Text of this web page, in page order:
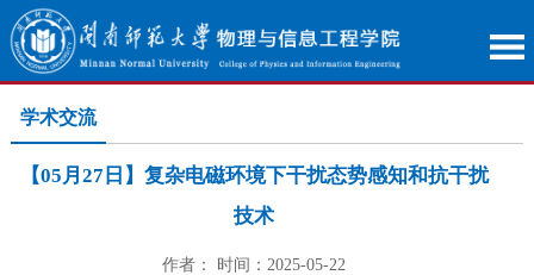
学术交流
【05月27日】复杂电磁环境下干扰态势感知和抗干扰
技术
作者： 时间：2025-05-22